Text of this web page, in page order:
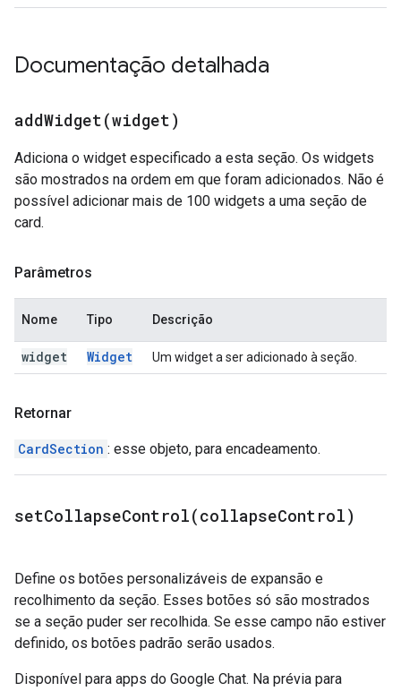
Documentação detalhada
addWidget(widget)
Adiciona o widget especificado a esta seção. Os widgets
são mostrados na ordem em que foram adicionados. Não é
possível adicionar mais de 100 widgets a uma seção de
card.
Parâmetros
Nome Tipo Descrição
widget Widget Um widget a ser adicionado à seção.
Retornar
CardSection : esse objeto, para encadeamento.
setCollapseControl(collapseControl)
Define os botões personalizáveis de expansão e
recolhimento da seção. Esses botões só são mostrados
se a seção puder ser recolhida. Se esse campo não estiver
definido, os botões padrão serão usados.
Disponível para apps do Google Chat. Na prévia para